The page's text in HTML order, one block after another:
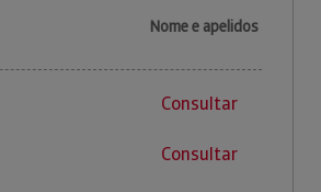
Nome e apelidos
Consultar
Consultar